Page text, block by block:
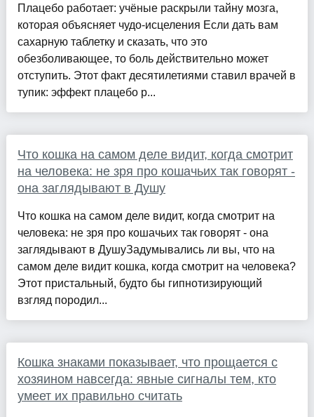
Плацебо работает: учёные раскрыли тайну мозга,
которая объясняет чудо-исцеления Если дать вам
сахарную таблетку и сказать, что это
обезболивающее, то боль действительно может
отступить. Этот факт десятилетиями ставил врачей в
тупик: эффект плацебо р...
Что кошка на самом деле видит, когда смотрит
на человека: не зря про кошачьих так говорят -
она заглядывают в Душу
Что кошка на самом деле видит, когда смотрит на
человека: не зря про кошачьих так говорят - она
заглядывают в ДушуЗадумывались ли вы, что на
самом деле видит кошка, когда смотрит на человека?
Этот пристальный, будто бы гипнотизирующий
взгляд породил...
Кошка знаками показывает, что прощается с
хозяином навсегда: явные сигналы тем, кто
умеет их правильно считать